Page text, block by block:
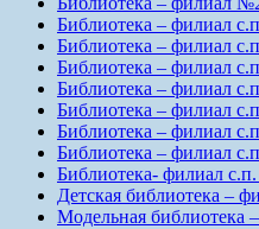
Библиотека – филиал
Библиотека – филиал
Библиотека – филиал
Библиотека – филиал
Библиотека – филиал
Библиотека – филиал
Библиотека – филиал
Библиотека- филиал
Детская библиотека –
Модельная